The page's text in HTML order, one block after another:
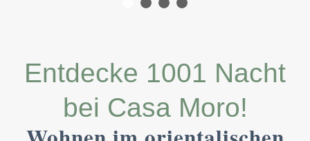
Entdecke 1001 Nacht
bei Casa Moro!